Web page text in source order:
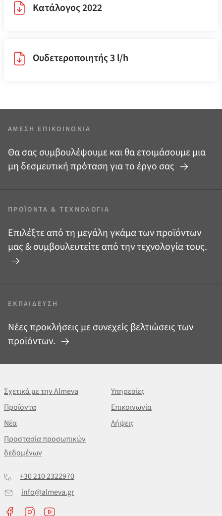
Κατάλογος 2022
Ουδετεροποιητής 3 l/​h
ΆΜΕΣΗ ΕΠΙΚΟΙΝΩΝΊΑ
Θα σας συμβουλέψουμε και θα ετοιμάσουμε μια
μη δεσμευτική πρόταση για το έργο σας
ΠΡΟΪΌΝΤΑ & ΤΕΧΝΟΛΟΓΊΑ
Επιλέξτε από τη μεγάλη γκάμα των προϊόντων
μας&συμβουλευτείτε από την τεχνολογία τους.
ΕΚΠΑΊΔΕΥΣΗ
Νέες προκλήσεις με συνεχείς βελτιώσεις των
προϊόντων.
Σχετικά με την Almeva
Υπηρεσίες
Προϊόντα
Επικοινωνία
Νέα
Λήψεις
Προστασία προσωπικών
δεδομένων
+30 210 2322970
info@almeva.gr